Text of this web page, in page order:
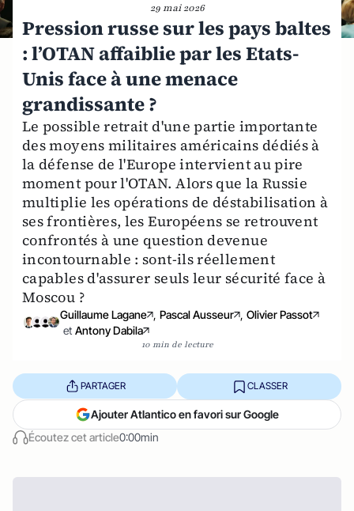
29 mai 2026
Pression russe sur les pays baltes
: l’OTAN affaiblie par les Etats-
Unis face à une menace
grandissante ?
Le possible retrait d'une partie importante
des moyens militaires américains dédiés à
la défense de l'Europe intervient au pire
moment pour l'OTAN. Alors que la Russie
multiplie les opérations de déstabilisation à
ses frontières, les Européens se retrouvent
confrontés à une question devenue
incontournable : sont-ils réellement
capables d'assurer seuls leur sécurité face à
Moscou ?
Guillaume Lagane , Pascal Ausseur , Olivier Passot
et Antony Dabila
10 min de lecture
Écoutez cet article0:00min
PARTAGER CLASSER
Ajouter Atlantico en favori sur Google